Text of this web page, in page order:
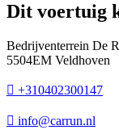
Dit voertuig
Bedrijventerrein De
5504EM Veldhoven
+310402300147
info@carrun.nl